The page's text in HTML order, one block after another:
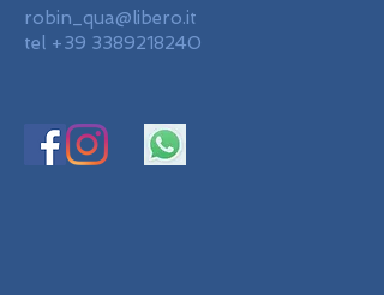
robin_qua@libero.it
tel +39 3389218240